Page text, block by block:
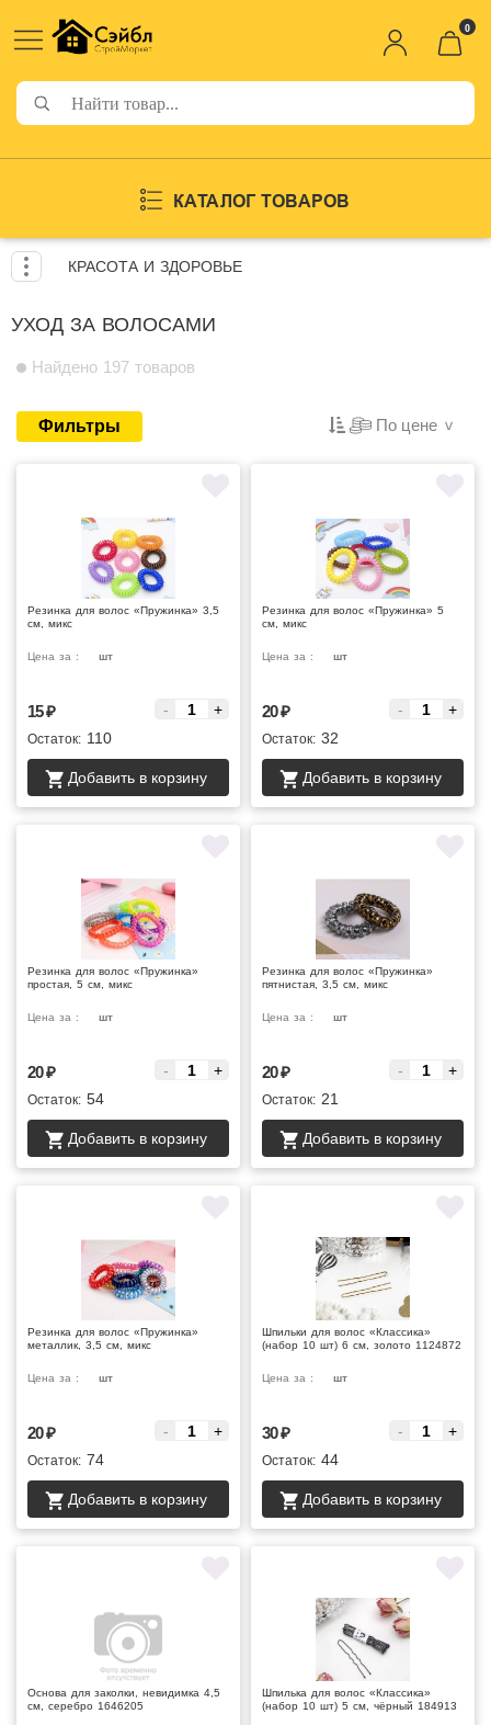
0
КАТАЛОГ ТОВАРОВ
КРАСОТА И ЗДОРОВЬЕ
УХОД ЗА ВОЛОСАМИ
Найдено 197 товаров
Фильтры По цене >
Резинка для волос «Пружинка» 3,5
см, микс
Цена за : шт
15₽ - +
Остаток: 110
Добавить в корзину
Резинка для волос «Пружинка» 5
см, микс
Цена за : шт
20₽ - +
Остаток: 32
Добавить в корзину
Резинка для волос «Пружинка»
простая, 5 см, микс
Цена за : шт
20₽ - +
Остаток: 54
Добавить в корзину
Резинка для волос «Пружинка»
пятнистая, 3,5 см, микс
Цена за : шт
20₽ - +
Остаток: 21
Добавить в корзину
Резинка для волос «Пружинка»
металлик, 3,5 см, микс
Цена за : шт
20₽ - +
Остаток: 74
Добавить в корзину
Шпильки для волос «Классика»
(набор 10 шт) 6 см, золото 1124872
Цена за : шт
30₽ - +
Остаток: 44
Добавить в корзину
Основа для заколки, невидимка 4,5
см, серебро 1646205
Шпилька для волос «Классика»
(набор 10 шт) 5 см, чёрный 184913